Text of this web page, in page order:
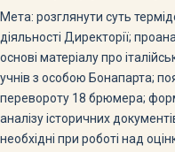
Мета: розглянути суть
діяльності Директорії;
основі матеріалу про
учнів з особою Бонапарта;
перевороту 18 брюмера;
аналізу істо­ричних
необхідні при роботі над